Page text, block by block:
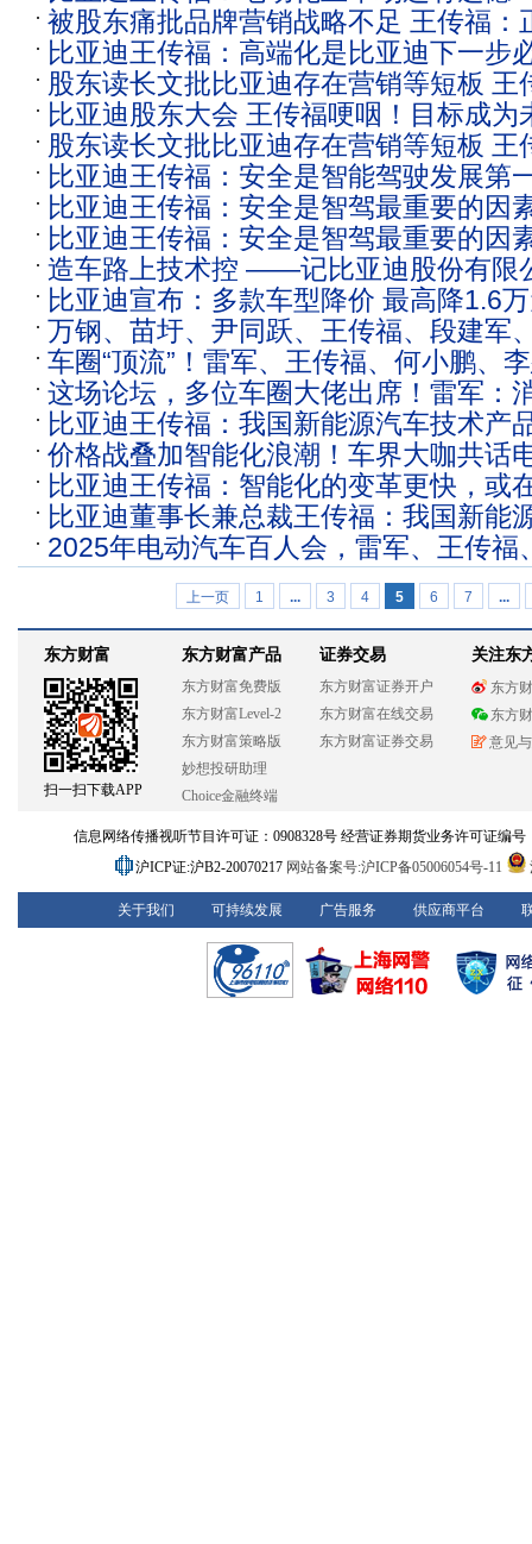
被股东痛批品牌营销战略不足 王传福：
比亚迪王传福：高端化是比亚迪下一步
仗
股东读长文批比亚迪存在营销等短板 王
在不足 会改进
比亚迪股东大会 王传福哽咽！目标成为
股东读长文批比亚迪存在营销等短板 王
在不足 会改进
比亚迪王传福：安全是智能驾驶发展第
减少事故
比亚迪王传福：安全是智驾最重要的因
比亚迪王传福：安全是智驾最重要的因
造车路上技术控 ——记比亚迪股份有限
总裁王传福
比亚迪宣布：多款车型降价 最高降1.6
新发声
万钢、苗圩、尹同跃、王传福、段建军
想……车圈顶流共聚北京只为“5个字”
车圈“顶流”！雷军、王传福、何小鹏、
这场论坛，多位车圈大佬出席！雷军：
多万买小米汽车，超出我想象！王传福
鹏也发声了
比亚迪王传福：我国新能源汽车技术产
先全球3-5年
价格战叠加智能化浪潮！车界大咖共话
题，雷军、王传福、李想、何小鹏……
比亚迪王传福：智能化的变革更快，或
｜直击百人会论坛2025
比亚迪董事长兼总裁王传福：我国新能
品、产业链领先全球三至五年
2025年电动汽车百人会，雷军、王传福
斌、何小鹏都来了
上一页 1 ... 3 4 5 6 7 ...
东方财富
扫一扫下载APP
东方财富产品
东方财富免费版
东方财富Level-2
东方财富策略版
妙想投研助理
Choice金融终端
证券交易
东方财富证券开户
东方财富在线交易
东方财富证券交易
关注东
东方
东方
意见
信息网络传播视听节目许可证：0908328号 经营证券期货业务许可证编号
沪ICP证:沪B2-20070217 网站备案号:沪ICP备05006054号-11
关于我们 可持续发展 广告服务 供应商平台